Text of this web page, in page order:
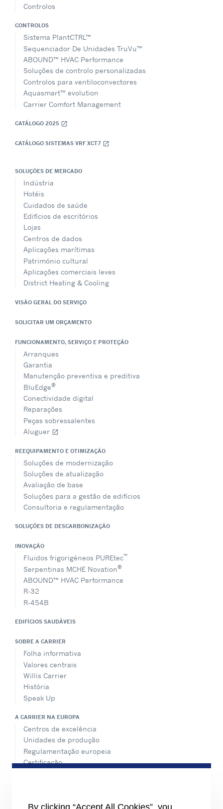
Controlos
CONTROLOS
Sistema PlantCTRL™
Sequenciador De Unidades TruVu™
ABOUND™ HVAC Performance
Soluções de controlo personalizadas
Controlos para ventiloconvectores
Aquasmart™ evolution
Carrier Comfort Management
CATÁLOGO 2025 open_in_new
CATÁLOGO SISTEMAS VRF XCT7 open_in_new
SOLUÇÕES DE MERCADO
Indústria
Hotéis
Cuidados de saúde
Edifícios de escritórios
Lojas
Centros de dados
Aplicações marítimas
Património cultural
Aplicações comerciais leves
District Heating & Cooling
VISÃO GERAL DO SERVIÇO
SOLICITAR UM ORÇAMENTO
FUNCIONAMENTO, SERVIÇO E PROTEÇÃO
Arranques
Garantia
Manutenção preventiva e preditiva
BluEdge®
Conectividade digital
Reparações
Peças sobressalentes
Aluguer open_in_new
REEQUIPAMENTO E OTIMIZAÇÃO
Soluções de modernização
Soluções de atualização
Avaliação de base
Soluções para a gestão de edifícios
Consultoria e regulamentação
SOLUÇÕES DE DESCARBONIZAÇÃO
INOVAÇÃO
Fluidos frigorigéneos PUREtec™
Serpentinas MCHE Novation®
ABOUND™ HVAC Performance
R-32
R-454B
EDIFÍCIOS SAUDÁVEIS
SOBRE A CARRIER
Folha informativa
Valores centrais
Willis Carrier
História
Speak Up
A CARRIER NA EUROPA
Centros de excelência
Unidades de produção
Regulamentação europeia
Certificação
By clicking “Accept All Cookies”, you